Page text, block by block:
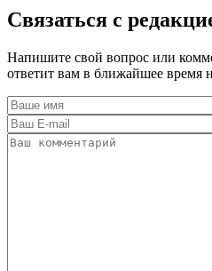
Связаться с
Напишите свой вопрос или
ответит вам в ближайшее время